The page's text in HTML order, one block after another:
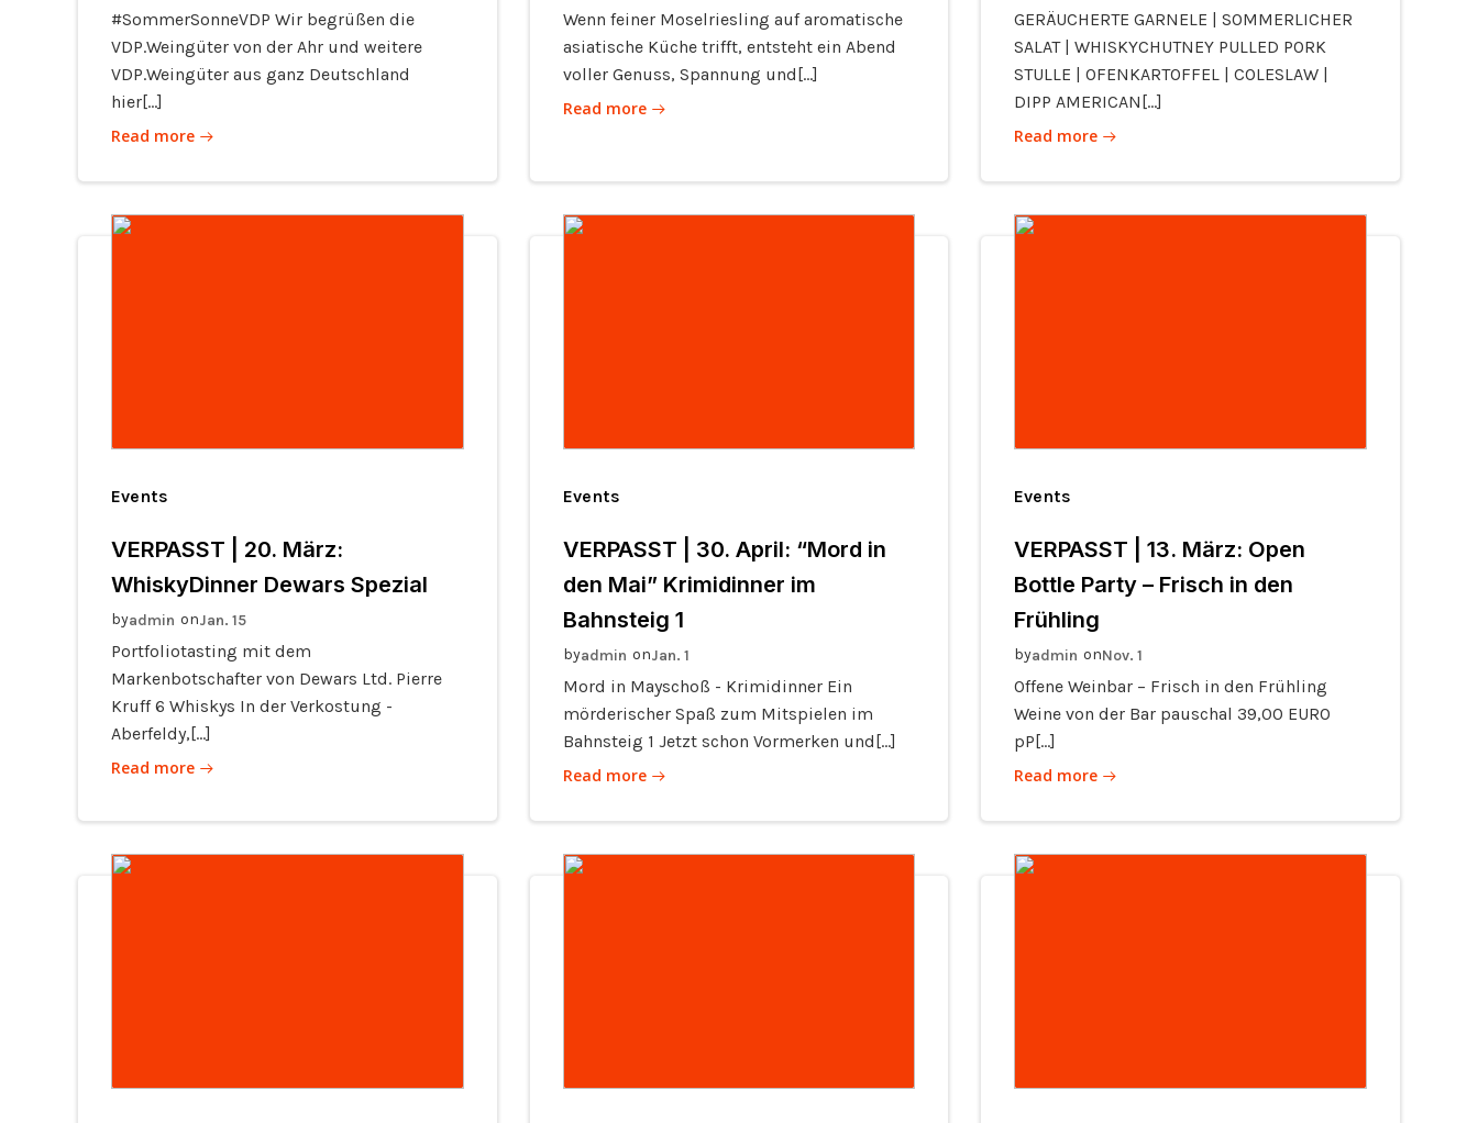
#SommerSonneVDP Wir begrüßen die
VDP.Weingüter von der Ahr und weitere
VDP.Weingüter aus ganz Deutschland
hier[…]
Read more
Wenn feiner Moselriesling auf aromatische
asiatische Küche trifft, entsteht ein Abend
voller Genuss, Spannung und[…]
Read more
GERÄUCHERTE GARNELE | SOMMERLICHER
SALAT | WHISKYCHUTNEY PULLED PORK
STULLE | OFENKARTOFFEL | COLESLAW |
DIPP AMERICAN[…]
Read more
Events
VERPASST | 20. März:
WhiskyDinner Dewars Spezial
byadmin onJan. 15
Portfoliotasting mit dem
Markenbotschafter von Dewars Ltd. Pierre
Kruff 6 Whiskys In der Verkostung -
Aberfeldy,[…]
Read more
Events
VERPASST | 30. April: “Mord in
den Mai” Krimidinner im
Bahnsteig 1
byadmin onJan. 1
Mord in Mayschoß - Krimidinner Ein
mörderischer Spaß zum Mitspielen im
Bahnsteig 1 Jetzt schon Vormerken und[…]
Read more
Events
VERPASST | 13. März: Open
Bottle Party – Frisch in den
Frühling
byadmin onNov. 1
Offene Weinbar – Frisch in den Frühling
Weine von der Bar pauschal 39,00 EURO
pP[…]
Read more